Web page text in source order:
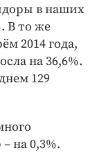
в наших
В то же
2014 года,
на 36,6%.
129
на 0,3%.